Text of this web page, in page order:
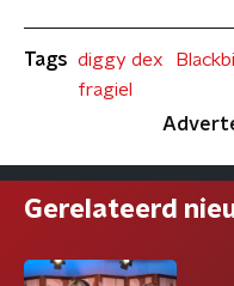
Tags diggy dex
fragiel
Gerelateerd